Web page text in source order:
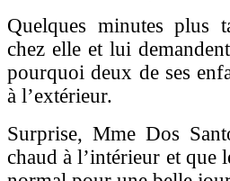
Quelques minutes plus
chez elle et lui
pourquoi deux de ses
à l’extérieur.
Surprise, Mme Dos
chaud à l’intérieur et que